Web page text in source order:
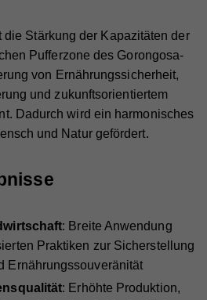
Stärkung der Kapazitäten der
Pufferzone des Gorongosa-
von Ernährungssicherheit,
und zukunftsorientiertem
Dadurch wird ein harmonisches
und Natur gefördert.
: Breite Anwendung
Praktiken zur Sicherstellung
Ernährungssouveränität
: Erhöhte Produktion,